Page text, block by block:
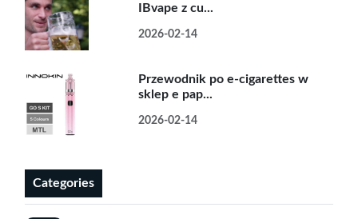
IBvape z cu...
2026-02-14
Przewodnik po e-cigarettes w
sklep e pap...
2026-02-14
Categories